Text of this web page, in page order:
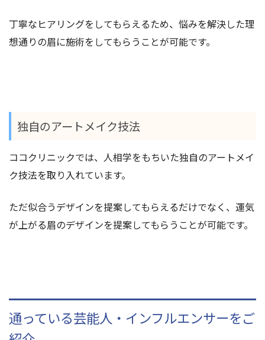
丁寧なヒアリングをしてもらえるため、悩みを解決した理
想通りの眉に施術をしてもらうことが可能です。
独自のアートメイク技法
ココクリニックでは、人相学をもちいた独自のアートメイ
ク技法を取り入れています。
ただ似合うデザインを提案してもらえるだけでなく、運気
が上がる眉のデザインを提案してもらうことが可能です。
通っている芸能人・インフルエンサーをご